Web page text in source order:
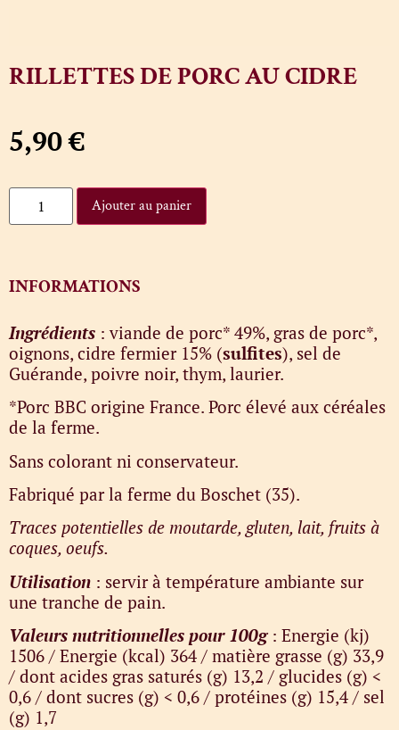
RILLETTES DE PORC AU CIDRE
5,90€
Ajouter au panier
INFORMATIONS
Ingrédients : viande de porc* 49%, gras de porc*,
oignons, cidre fermier 15% (sulfites), sel de
Guérande, poivre noir, thym, laurier.
*Porc BBC origine France. Porc élevé aux céréales
de la ferme.
Sans colorant ni conservateur.
Fabriqué par la ferme du Boschet (35).
Traces potentielles de moutarde, gluten, lait, fruits à
coques, oeufs.
Utilisation : servir à température ambiante sur
une tranche de pain.
Valeurs nutritionnelles pour 100g: Energie (kj)
1506 / Energie (kcal) 364 / matière grasse (g) 33,9
/ dont acides gras saturés (g) 13,2 / glucides (g) <
0,6 / dont sucres (g) < 0,6 / protéines (g) 15,4 / sel
(g) 1,7